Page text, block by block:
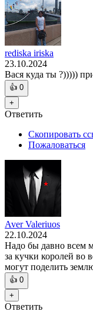
rediska iriska
23.10.2024
Вася куда ты ?)))))
👍 0
+
Ответить
Скопировать
Пожаловаться
Aver Valeriuos
22.10.2024
Надо бы давно всем
за кучки королей во
могут поделить
👍 0
+
Ответить